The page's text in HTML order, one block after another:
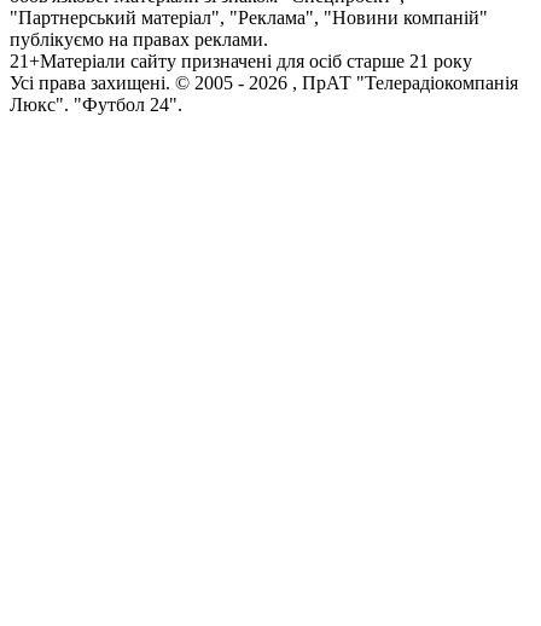
"Партнерський матеріал", "Реклама", "Новини компаній"
публікуємо на правах реклами.
21+Матеріали сайту призначені для осіб старше 21 року
Усi права захищенi. © 2005 - 2026 , ПрАТ "Телерадіокомпанія
Люкс". "Футбол 24".